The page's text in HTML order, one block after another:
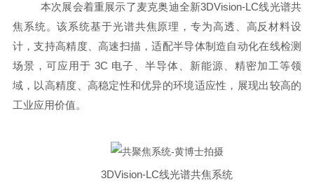
本次展会着重展示了麦克奥迪全新3DVision-LC线光谱共
焦系统。该系统基于光谱共焦原理，专为高透、高反材料设
计，支持高精度、高速扫描，适配半导体制造自动化在线检测
场景，可应用于 3C 电子、半导体、新能源、精密加工等领
域，以高精度、高稳定性和优异的环境适应性，展现出较高的
工业应用价值。
3DVision-LC线光谱共焦系统